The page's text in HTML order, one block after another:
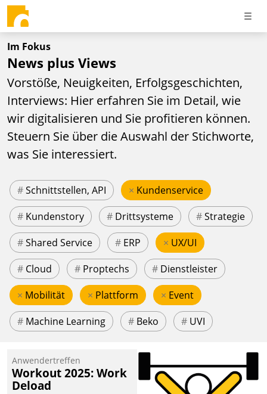
Im Fokus
News plus Views
Vorstöße, Neuigkeiten, Erfolgsgeschichten,
Interviews: Hier erfahren Sie im Detail, wie
wir digitalisieren und Sie profitieren können.
Steuern Sie über die Auswahl der Stichworte,
was Sie interessiert.
#Schnittstellen, API × Kundenservice
# Kundenstory # Drittsysteme #Strategie
#Shared Service # ERP × UX/UI
# Cloud # Proptechs # Dienstleister
× Mobilität × Plattform × Event
# Machine Learning # Beko # UVI
Anwendertreffen
Workout 2025: Work
Deload